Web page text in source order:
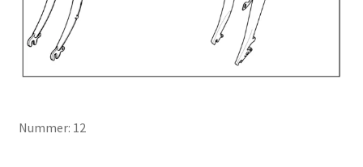
Nummer: 12